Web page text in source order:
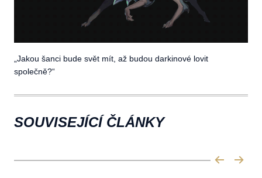
Jakou šanci bude svět mít, až budou darkinové lovit
společně?“
SOUVISEJÍCÍ ČLÁNKY